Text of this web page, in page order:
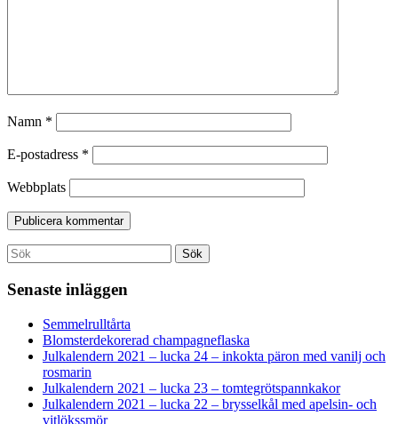
Namn *
E-postadress *
Webbplats
Search
for:
Sök
Senaste inläggen
Semmelrulltårta
Blomsterdekorerad champagneflaska
Julkalendern 2021 – lucka 24 – inkokta päron med vanilj och
rosmarin
Julkalendern 2021 – lucka 23 – tomtegrötspannkakor
Julkalendern 2021 – lucka 22 – brysselkål med apelsin- och
vitlökssmör